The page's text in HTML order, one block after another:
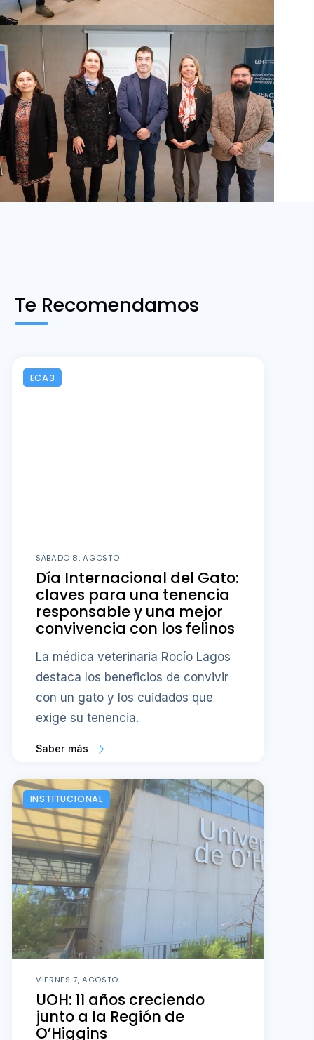
Te Recomendamos
ECA3
SÁBADO 8, AGOSTO
Día Internacional del Gato:
claves para una tenencia
responsable y una mejor
convivencia con los felinos
La médica veterinaria Rocío Lagos
destaca los beneficios de convivir
con un gato y los cuidados que
exige su tenencia.
Saber más
INSTITUCIONAL
VIERNES 7, AGOSTO
UOH: 11 años creciendo
junto a la Región de
O’Higgins